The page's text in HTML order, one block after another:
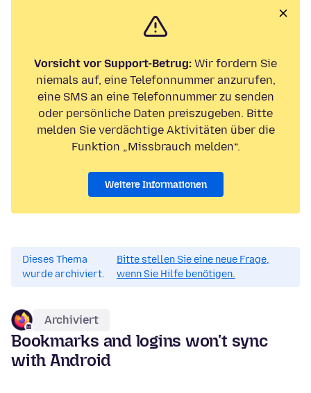
Vorsicht vor Support-Betrug: Wir fordern Sie
niemals auf, eine Telefonnummer anzurufen,
eine SMS an eine Telefonnummer zu senden
oder persönliche Daten preiszugeben. Bitte
melden Sie verdächtige Aktivitäten über die
Funktion „Missbrauch melden“.
Weitere Informationen
Dieses Thema
wurde archiviert.
Bitte stellen Sie eine neue Frage,
wenn Sie Hilfe benötigen.
Archiviert
Bookmarks and logins won't sync
with Android